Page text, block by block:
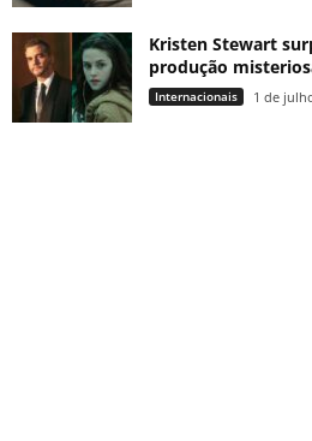
Kristen Stewart
produção
Internacionais 1 de